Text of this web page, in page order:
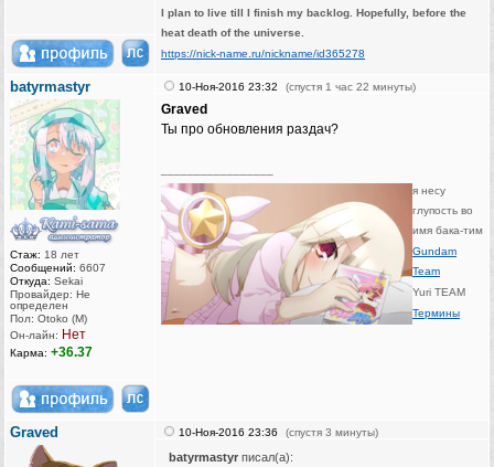
I plan to live till I finish my backlog. Hopefully, before the
heat death of the universe.
https://nick-name.ru/nickname/id365278
batyrmastyr
Стаж: 18 лет
Сообщений: 6607
Откуда: Sekai
Провайдер: Не
определен
Пол: Otoko (M)
Он-лайн: Нет
Карма: +36.37
10-Ноя-2016 23:32 (спустя 1 час 22 минуты)
Graved
Ты про обновления раздач?
я несу
глупость во
имя бака-тим
Gundam
Team
Yuri TEAM
Термины
Graved 10-Ноя-2016 23:36 (спустя 3 минуты)
batyrmastyr писал(а):